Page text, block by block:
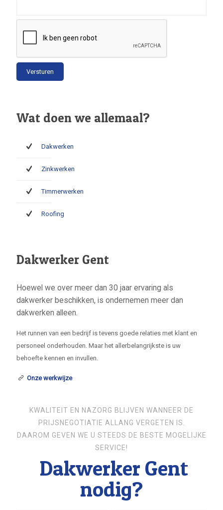
Wat doen we allemaal?
Dakwerken
Zinkwerken
Timmerwerken
Roofing
Dakwerker Gent
Hoewel we over meer dan 30 jaar ervaring als
dakwerker beschikken, is ondernemen meer dan
dakwerken alleen.
Het runnen van een bedrijf is tevens goede relaties met klant en
personeel onderhouden. Maar het allerbelangrijkste is uw
behoefte kennen en invullen.
Onze werkwijze
KWALITEIT EN NAZORG BLIJVEN WANNEER DE
PRIJSNEGOTIATIE ALLANG VERGETEN IS.
DAAROM GEVEN WE U STEEDS DE BESTE MOGELIJKE
SERVICE!
Dakwerker Gent
nodig?